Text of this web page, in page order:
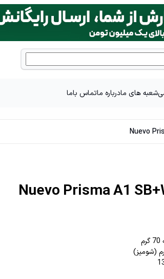
شعبه های مادرباره ماتماس باما
Nuevo
Nuevo Prisma A1
(شومیز)